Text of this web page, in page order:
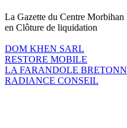
La Gazette du Centre Morbihan
en Clôture de liquidation
DOM KHEN SARL
RESTORE MOBILE
LA FARANDOLE BRETONN
RADIANCE CONSEIL